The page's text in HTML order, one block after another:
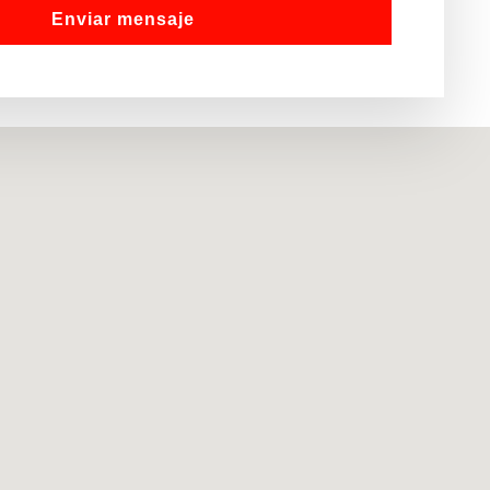
Enviar mensaje